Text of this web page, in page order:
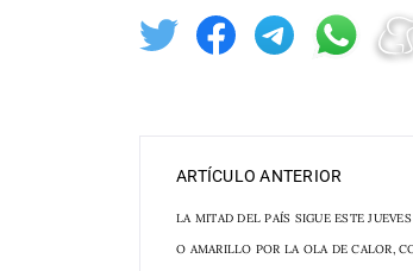
ARTÍCULO ANTERIOR
LA MITAD DEL PAÍS SIGUE ESTE
O AMARILLO POR LA OLA DE CALOR,